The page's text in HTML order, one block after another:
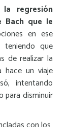
regresión
que le
en ese
que
de realizar la
hace un viaje
intentando
para disminuir